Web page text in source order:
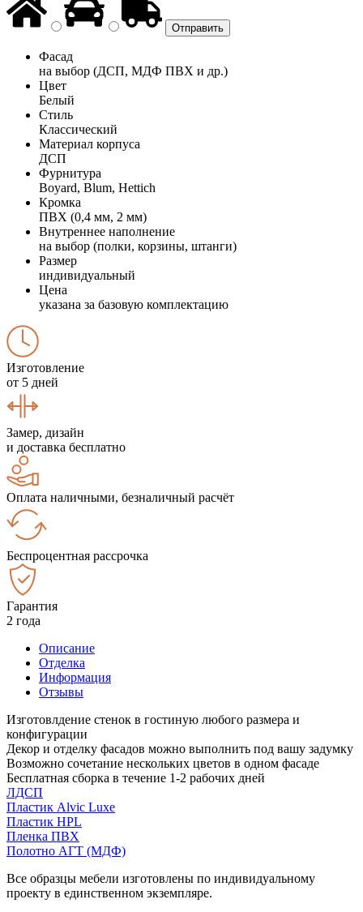
Фасад
на выбор (ДСП, МДФ ПВХ и др.)
Цвет
Белый
Стиль
Классический
Материал корпуса
ДСП
Фурнитура
Boyard, Blum, Hettich
Кромка
ПВХ (0,4 мм, 2 мм)
Внутреннее наполнение
на выбор (полки, корзины, штанги)
Размер
индивидуальный
Цена
указана за базовую комплектацию
Изготовление
от 5 дней
Замер, дизайн
и доставка бесплатно
Оплата наличными, безналичный расчёт
Беспроцентная рассрочка
Гарантия
2 года
Описание
Отделка
Информация
Отзывы
Изготовлдение стенок в гостиную любого размера и
конфигурации
Декор и отделку фасадов можно выполнить под вашу задумку
Возможно сочетание нескольких цветов в одном фасаде
Бесплатная сборка в течение 1-2 рабочих дней
ЛДСП
Пластик Alvic Luxe
Пластик HPL
Пленка ПВХ
Полотно АГТ (МДФ)
Все образцы мебели изготовлены по индивидуальному
проекту в единственном экземпляре.